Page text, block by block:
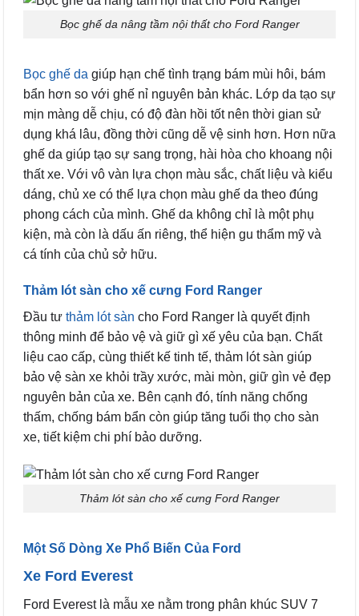
Bọc ghế da nâng tầm nội thất cho Ford Ranger
Bọc ghế da giúp hạn chế tình trạng bám mùi hôi, bám
bẩn hơn so với ghế nỉ nguyên bản khác. Lớp da tạo sự
mịn màng dễ chịu, có độ đàn hồi tốt nên thời gian sử
dụng khá lâu, đồng thời cũng dễ vệ sinh hơn. Hơn nữa
ghế da giúp tạo sự sang trọng, hài hòa cho khoang nội
thất xe. Với vô vàn lựa chọn màu sắc, chất liệu và kiểu
dáng, chủ xe có thể lựa chọn màu ghế da theo đúng
phong cách của mình. Ghế da không chỉ là một phụ
kiện, mà còn là dấu ấn riêng, thể hiện gu thẩm mỹ và
cá tính của chủ sở hữu.
Thảm lót sàn cho xế cưng Ford Ranger
Đầu tư thảm lót sàn cho Ford Ranger là quyết định
thông minh để bảo vệ và giữ gì xế yêu của bạn. Chất
liệu cao cấp, cùng thiết kế tinh tế, thảm lót sàn giúp
bảo vệ sàn xe khỏi trầy xước, mài mòn, giữ gìn vẻ đẹp
nguyên bản của xe. Bên cạnh đó, tính năng chống
thấm, chống bám bẩn còn giúp tăng tuổi thọ cho sàn
xe, tiết kiệm chi phí bảo dưỡng.
Thảm lót sàn cho xế cưng Ford Ranger
Một Số Dòng Xe Phổ Biến Của Ford
Xe Ford Everest
Ford Everest là mẫu xe nằm trong phân khúc SUV 7